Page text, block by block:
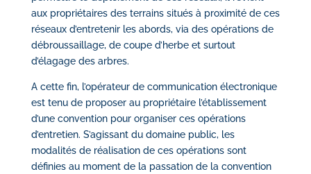
aux propriétaires des terrains situés à proximité de ces
réseaux d’entretenir les abords, via des opérations de
débroussaillage, de coupe d’herbe et surtout
d’élagage des arbres.
A cette fin, l’opérateur de communication électronique
est tenu de proposer au propriétaire l’établissement
d’une convention pour organiser ces opérations
d’entretien. S’agissant du domaine public, les
modalités de réalisation de ces opérations sont
définies au moment de la passation de la convention